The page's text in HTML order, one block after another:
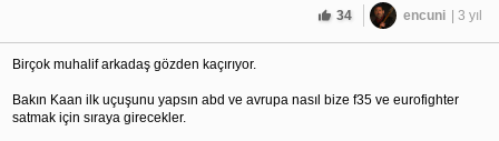
34 encuni | 3 yıl
Birçok muhalif arkadaş gözden kaçırıyor.
Bakın Kaan ilk uçuşunu yapsın abd ve avrupa nasıl bize f35 ve eurofighter
satmak için sıraya girecekler.